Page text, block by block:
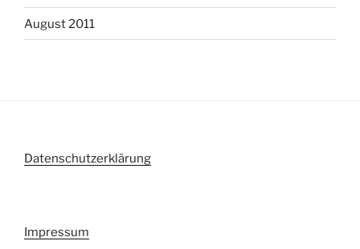
August 2011
Datenschutzerklärung
Impressum